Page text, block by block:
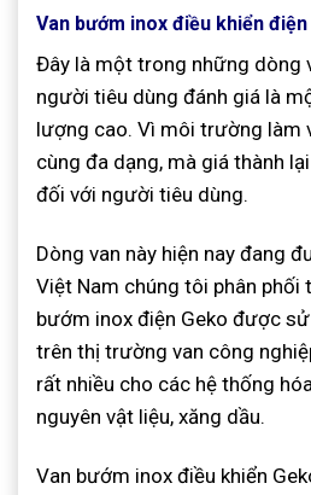
Van bướm inox điều khiển
Đây là một trong những dòng
người tiêu dùng đánh giá là
lượng cao. Vì môi trường làm
cùng đa dạng, mà giá thành
đối với người tiêu dùng.
Dòng van này hiện nay đang
Việt Nam chúng tôi phân phối
bướm inox điện Geko được
trên thị trường van công
rất nhiều cho các hệ thống
nguyên vật liệu, xăng dầu.
Van bướm inox điều khiển